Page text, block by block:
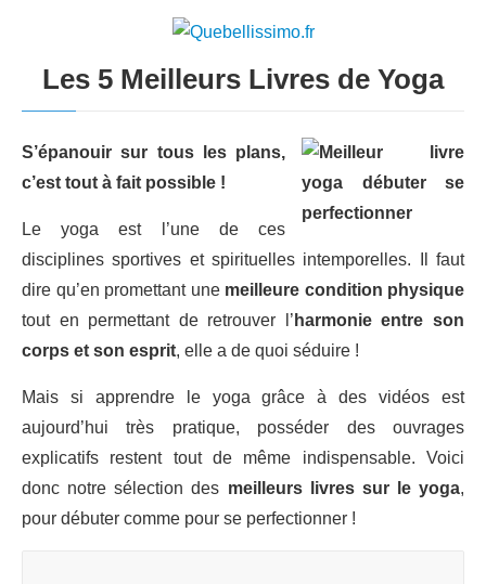
Les 5 Meilleurs Livres de Yoga
S’épanouir sur tous les plans,
c’est tout à fait possible !
Le yoga est l’une de ces
disciplines sportives et spirituelles intemporelles. Il faut
dire qu’en promettant une meilleure condition physique
tout en permettant de retrouver l’ harmonie entre son
corps et son esprit, elle a de quoi séduire !
Mais si apprendre le yoga grâce à des vidéos est
aujourd’hui très pratique, posséder des ouvrages
explicatifs restent tout de même indispensable. Voici
donc notre sélection des meilleurs livres sur le yoga,
pour débuter comme pour se perfectionner !